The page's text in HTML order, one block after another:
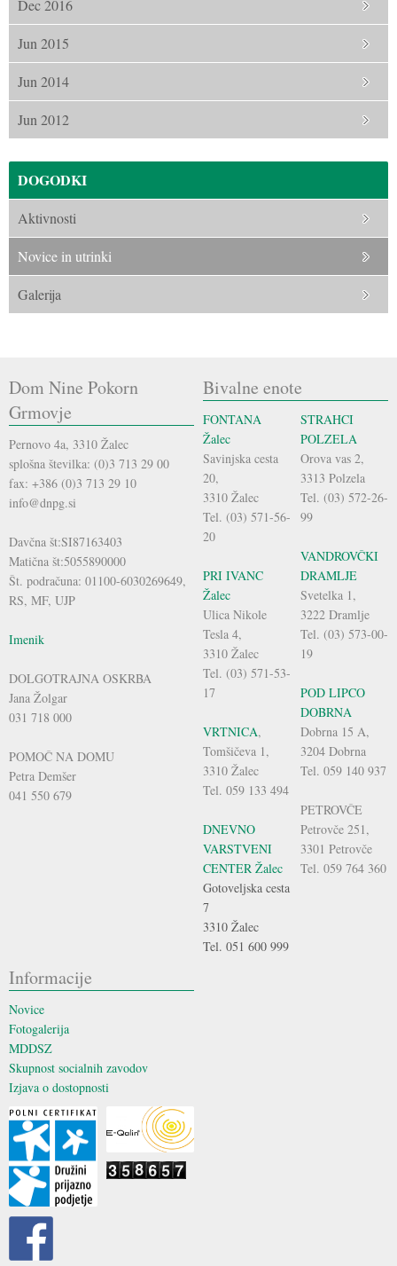
Dec 2016
Jun 2015
Jun 2014
Jun 2012
DOGODKI
Aktivnosti
Novice in utrinki
Galerija
Dom Nine Pokorn
Grmovje
Pernovo 4a, 3310 Žalec
splošna številka: (0)3 713 29 00
fax: +386 (0)3 713 29 10
info@dnpg.si
Davčna št:SI87163403
Matična št:5055890000
Št. podračuna: 01100-6030269649,
RS, MF, UJP
Imenik
DOLGOTRAJNA OSKRBA
Jana Žolgar
031 718 000
POMOČ NA DOMU
Petra Demšer
041 550 679
Bivalne enote
FONTANA
Žalec
Savinjska cesta
20,
3310 Žalec
Tel. (03) 571-56-
20
PRI IVANC
Žalec
Ulica Nikole
Tesla 4,
3310 Žalec
Tel. (03) 571-53-
17
VRTNICA,
Tomšičeva 1,
3310 Žalec
Tel. 059 133 494
DNEVNO
VARSTVENI
CENTER Žalec
Gotoveljska cesta
7
3310 Žalec
Tel. 051 600 999
STRAHCI
POLZELA
Orova vas 2,
3313 Polzela
Tel. (03) 572-26-
99
VANDROVČKI
DRAMLJE
Svetelka 1,
3222 Dramlje
Tel. (03) 573-00-
19
POD LIPCO
DOBRNA
Dobrna 15 A,
3204 Dobrna
Tel. 059 140 937
PETROVČE
Petrovče 251,
3301 Petrovče
Tel. 059 764 360
Informacije
Novice
Fotogalerija
MDDSZ
Skupnost socialnih zavodov
Izjava o dostopnosti